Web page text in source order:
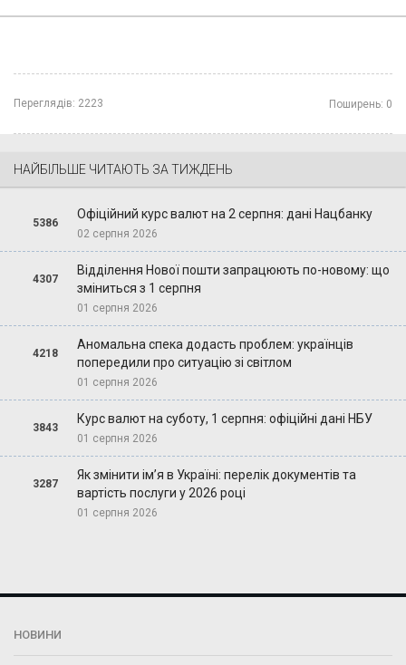
Переглядів: 2223 Поширень: 0
НАЙБІЛЬШЕ ЧИТАЮТЬ ЗА ТИЖДЕНЬ
5386
Офіційний курс валют на 2 серпня: дані Нацбанку
02 серпня 2026
4307
Відділення Нової пошти запрацюють по-новому: що
зміниться з 1 серпня
01 серпня 2026
4218
Аномальна спека додасть проблем: українців
попередили про ситуацію зі світлом
01 серпня 2026
3843
Курс валют на суботу, 1 серпня: офіційні дані НБУ
01 серпня 2026
3287
Як змінити ім’я в Україні: перелік документів та
вартість послуги у 2026 році
01 серпня 2026
НОВИНИ